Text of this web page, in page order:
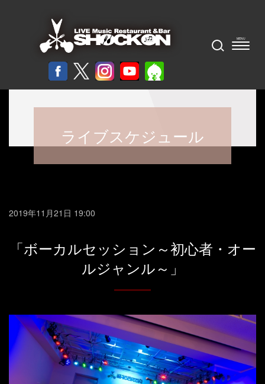
ライブスケジュール
2019年11月21日 19:00
「ボーカルセッション～初心者・オー
ルジャンル～」